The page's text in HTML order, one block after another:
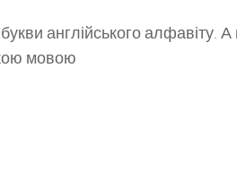
англійського
мовою